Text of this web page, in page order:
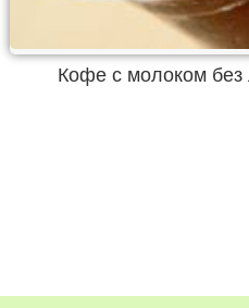
Кофе с молоком без